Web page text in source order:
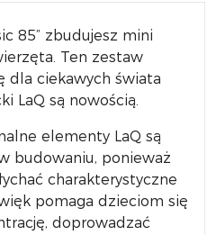
85” zbudujesz mini
Ten zestaw
dla ciekawych świata
LaQ są nowością.
elementy LaQ są
budowaniu, ponieważ
charakterystyczne
pomaga dzieciom się
doprowadzać